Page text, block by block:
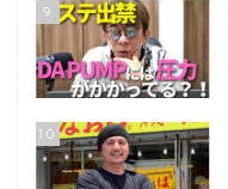
9
10